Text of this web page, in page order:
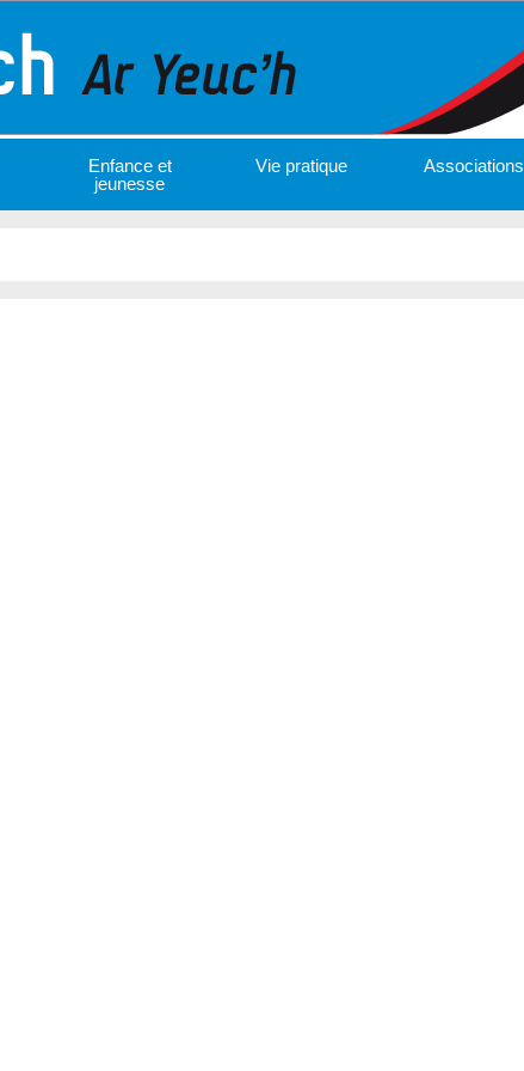
Enfance et
jeunesse
Vie pratique Associations